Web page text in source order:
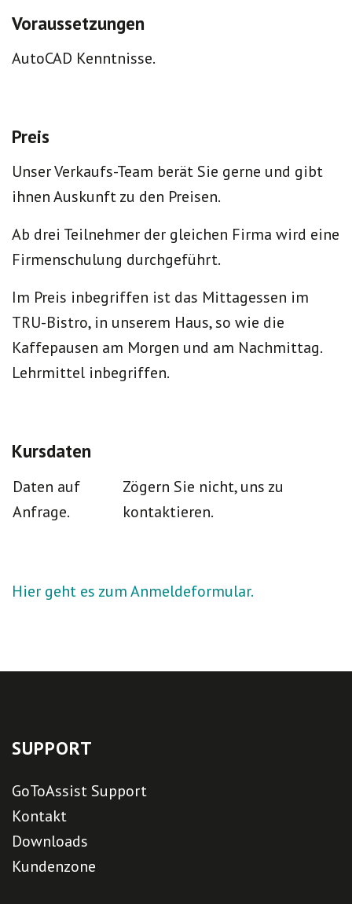
Voraussetzungen
AutoCAD Kenntnisse.
Preis
Unser Verkaufs-Team berät Sie gerne und gibt
ihnen Auskunft zu den Preisen.
Ab drei Teilnehmer der gleichen Firma wird eine
Firmenschulung durchgeführt.
Im Preis inbegriffen ist das Mittagessen im
TRU-Bistro, in unserem Haus, so wie die
Kaffepausen am Morgen und am Nachmittag.
Lehrmittel inbegriffen.
Kursdaten
Daten auf
Anfrage.
Zögern Sie nicht, uns zu
kontaktieren.
Hier geht es zum Anmeldeformular.
SUPPORT
GoToAssist Support
Kontakt
Downloads
Kundenzone